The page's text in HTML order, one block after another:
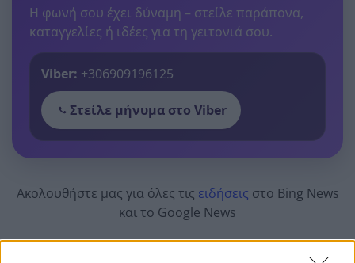
Η φωνή σου έχει δύναμη – στείλε παράπονα,
καταγγελίες ή ιδέες για τη γειτονιά σου.
Viber: +306909196125
Στείλε μήνυμα στο Viber
Ακολουθήστε μας για όλες τις ειδήσεις στο Bing News
και το Google News